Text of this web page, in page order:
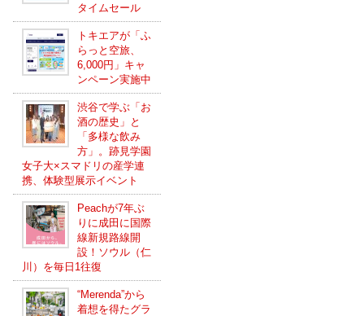
タイムセール
トキエアが「ふ
らっと空旅、
6,000円」キャ
ンペーン実施中
渋谷で学ぶ「お
酒の歴史」と
「多様な飲み
方」。跡見学園
女子大×スマドリの産学連
携、体験型展示イベント
Peachが7年ぶ
りに成田に国際
線新規路線開
設！ソウル（仁
川）を毎日1往復
“Merenda”から
着想を得たグラ